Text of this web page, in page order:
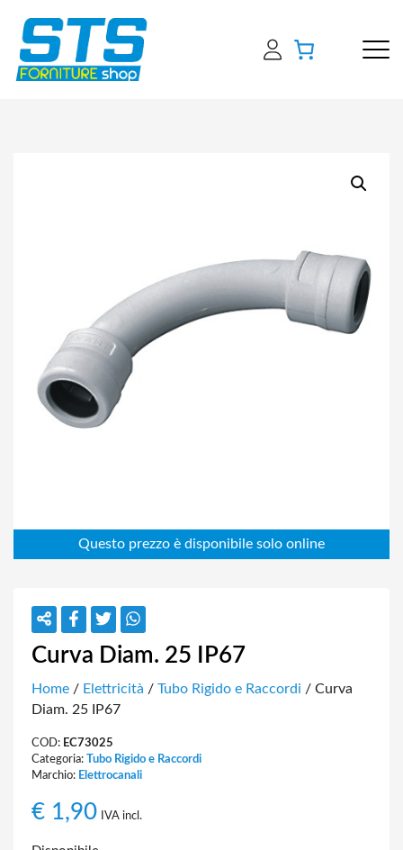
Curva Diam. 25 IP67
Home / Elettricità / Tubo Rigido e Raccordi / Curva
Diam. 25 IP67
COD: EC73025
Categoria: Tubo Rigido e Raccordi
Marchio: Elettrocanali
€ 1,90 IVA incl.